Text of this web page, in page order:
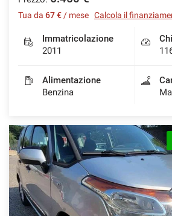
Tua da 67 € / mese Calcola il
Immatricolazione
2011
Alimentazione
Benzina